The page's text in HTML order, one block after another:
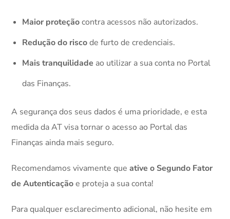
Maior proteçãocontra acessos não autorizados.
Redução do riscode furto de credenciais.
Mais tranquilidade ao utilizar a sua conta no Portal
das Finanças.
A segurança dos seus dados é uma prioridade, e esta
medida da AT visa tornar o acesso ao Portal das
Finanças ainda mais seguro.
Recomendamos vivamente queative o Segundo Fator
de Autenticaçãoe proteja a sua conta!
Para qualquer esclarecimento adicional, não hesite em